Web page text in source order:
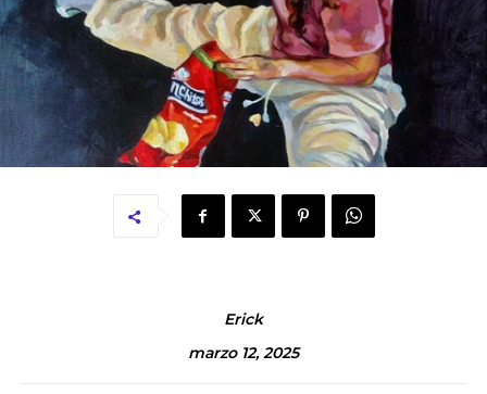
Erick
marzo 12, 2025